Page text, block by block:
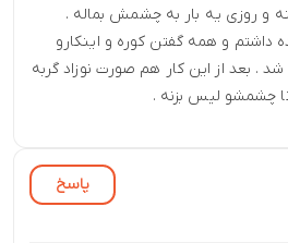
و روزی یه بار به چشمش بماله .
داشتم و همه گفتن کوره و اینکارو
3 روز باز شد . بعد از این کار هم صورت نوزاد گربه
چشمشو لیس بزنه .
پاسخ